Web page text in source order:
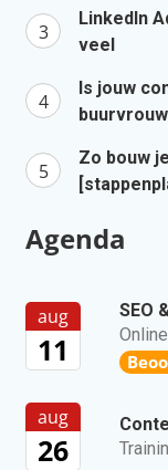
LinkedIn
veel
Is jouw
Zo bouw
Agenda
aug
11
SEO
aug
26